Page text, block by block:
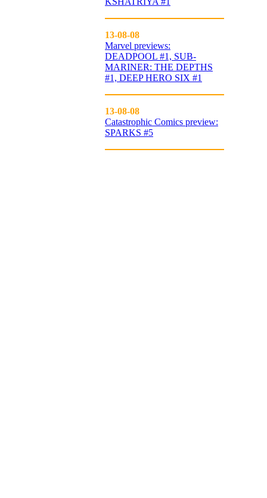
13-08-08
Marvel previews:
DEADPOOL #1, SUB-
MARINER: THE DEPTHS
#1, DEEP HERO SIX #1
13-08-08
Catastrophic Comics preview:
SPARKS #5